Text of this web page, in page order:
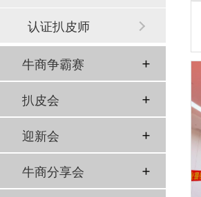
认证扒皮师
牛商争霸赛
扒皮会
迎新会
牛商分享会